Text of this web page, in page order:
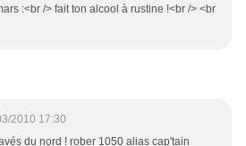
:<br /> fait ton alcool à rustine !<br /> <br
2010 17:30
du nord ! rober 1050 alias cap'tain